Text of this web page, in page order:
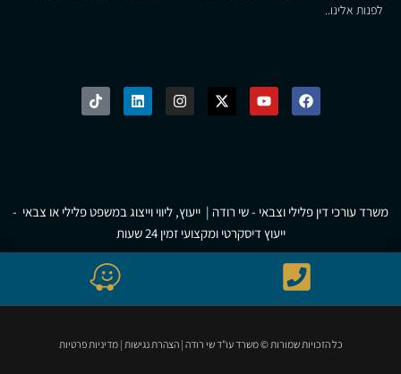
לפנות אלינו..
משרד עורכי דין פלילי וצבאי - שי רודה | ייעוץ, ליווי וייצוג במשפט פלילי או צבאי -
ייעוץ דיסקרטי ומקצועי זמין 24 שעות
כל הזכויות שמורות © משרד עו"ד שי רודה |הצהרת נגישות |מדיניות פרטיות